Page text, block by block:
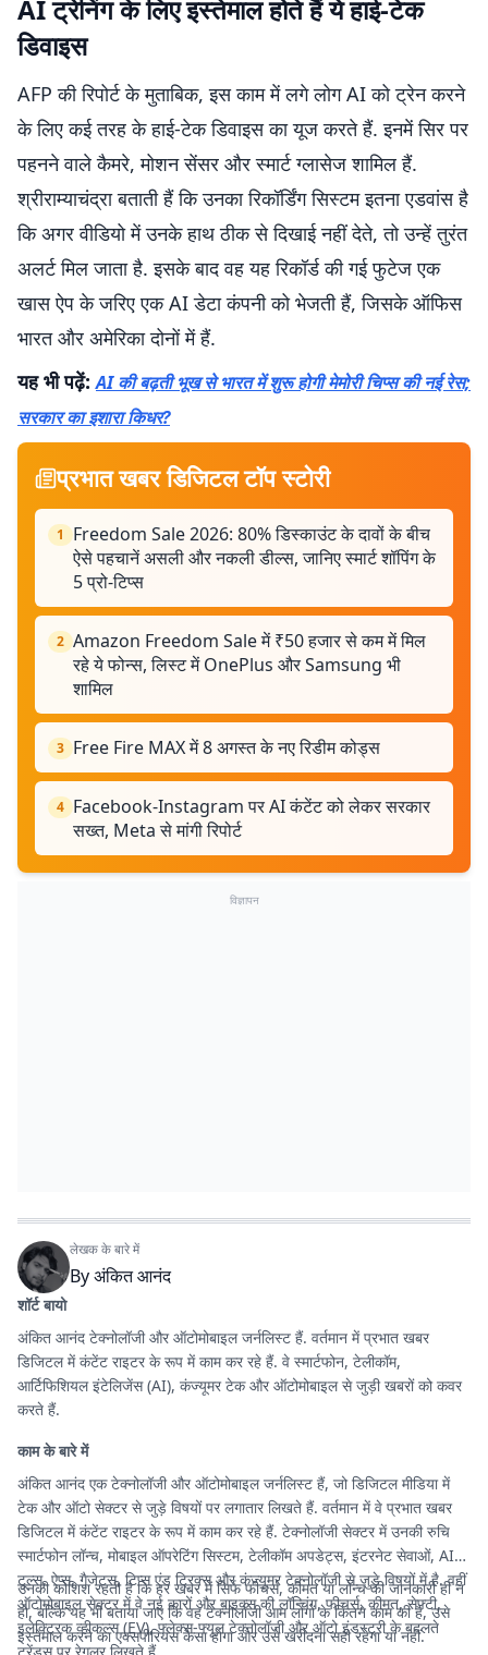
AI ट्रेनिंग के लिए इस्तेमाल होते हैं ये हाई-टेक
डिवाइस
AFP की रिपोर्ट के मुताबिक, इस काम में लगे लोग AI को ट्रेन करने
के लिए कई तरह के हाई-टेक डिवाइस का यूज करते हैं. इनमें सिर पर
पहनने वाले कैमरे, मोशन सेंसर और स्मार्ट ग्लासेज शामिल हैं.
श्रीराम्याचंद्रा बताती हैं कि उनका रिकॉर्डिंग सिस्टम इतना एडवांस है
कि अगर वीडियो में उनके हाथ ठीक से दिखाई नहीं देते, तो उन्हें तुरंत
अलर्ट मिल जाता है. इसके बाद वह यह रिकॉर्ड की गई फुटेज एक
खास ऐप के जरिए एक AI डेटा कंपनी को भेजती हैं, जिसके ऑफिस
भारत और अमेरिका दोनों में हैं.
यह भी पढ़ें:AI की बढ़ती भूख से भारत में शुरू होगी मेमोरी चिप्स की नई रेस;
सरकार का इशारा किधर?
प्रभात खबर डिजिटल टॉप स्टोरी
1
Freedom Sale 2026: 80% डिस्काउंट के दावों के बीच
ऐसे पहचानें असली और नकली डील्स, जानिए स्मार्ट शॉपिंग के
5 प्रो-टिप्स
2 Amazon Freedom Sale में ₹50 हजार से कम में मिल
रहे ये फोन्स, लिस्ट में OnePlus और Samsung भी
शामिल
3 Free Fire MAX में 8 अगस्त के नए रिडीम कोड्स
4 Facebook-Instagram पर AI कंटेंट को लेकर सरकार
सख्त, Meta से मांगी रिपोर्ट
विज्ञापन
लेखक के बारे में
Byअंकित आनंद
शॉर्ट बायो
अंकित आनंद टेक्नोलॉजी और ऑटोमोबाइल जर्नलिस्ट हैं. वर्तमान में प्रभात खबर
डिजिटल में कंटेंट राइटर के रूप में काम कर रहे हैं. वे स्मार्टफोन, टेलीकॉम,
आर्टिफिशियल इंटेलिजेंस (AI), कंज्यूमर टेक और ऑटोमोबाइल से जुड़ी खबरों को कवर
करते हैं.
काम के बारे में
अंकित आनंद एक टेक्नोलॉजी और ऑटोमोबाइल जर्नलिस्ट हैं, जो डिजिटल मीडिया में
टेक और ऑटो सेक्टर से जुड़े विषयों पर लगातार लिखते हैं. वर्तमान में वे प्रभात खबर
डिजिटल में कंटेंट राइटर के रूप में काम कर रहे हैं. टेक्नोलॉजी सेक्टर में उनकी रुचि
स्मार्टफोन लॉन्च, मोबाइल ऑपरेटिंग सिस्टम, टेलीकॉम अपडेट्स, इंटरनेट सेवाओं, AI
टूल्स, ऐप्स, गैजेट्स, टिप्स एंड ट्रिक्स और कंज्यूमर टेक्नोलॉजी से जुड़े विषयों में है. वहीं
ऑटोमोबाइल सेक्टर में वे नई कारों और बाइक्स की लॉन्चिंग, फीचर्स, कीमत, सेफ्टी,
इलेक्ट्रिक व्हीकल्स (EV), फ्लेक्स-फ्यूल टेक्नोलॉजी और ऑटो इंडस्ट्री के बदलते
उनकी कोशिश रहती है कि हर खबर में सिर्फ फीचर्स, कीमत या लॉन्च की जानकारी ही न
हो, बल्कि यह भी बताया जाए कि वह टेक्नोलॉजी आम लोगों के कितने काम की है, उसे
इस्तेमाल करने का एक्सपीरियंस कैसा होगा और उसे खरीदना सही रहेगा या नहीं.